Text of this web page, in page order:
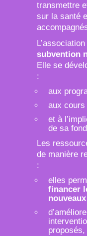
transmettre
sur la santé
subvention
Elle se
:
aux
aux
et à
de sa
Les
de manière
:
elles
financer
proposés,